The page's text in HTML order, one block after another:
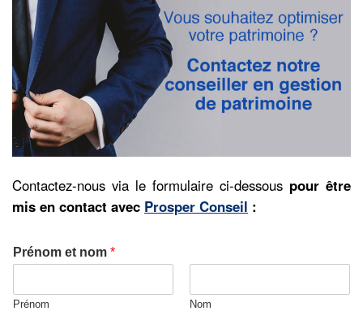
Contactez-nous via le formulaire ci-dessous pour être
mis en contact avec Prosper Conseil :
Prénom et nom *
Prénom Nom